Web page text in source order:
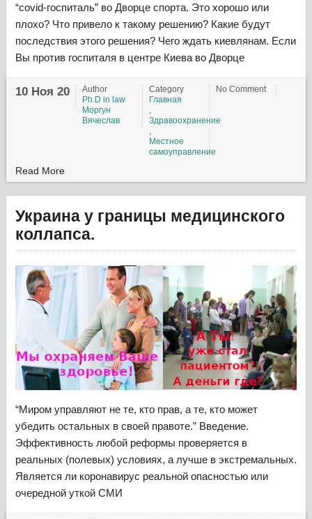
“covid-госпиталь” во Дворце спорта. Это хорошо или
плохо? Что привело к такому решению? Какие будут
последствия этого решения? Чего ждать киевлянам. Если
Вы против госпиталя в центре Киева во Дворце
10 Ноя 20
Author
Ph.D in law
Моргун
Вячеслав
Category
Главная
Здравоохранение
Местное
самоуправление
No Comment
Read More
Украина у границы медицинского
коллапса.
“Миром управляют не те, кто прав, а те, кто может
убедить остальных в своей правоте.” Введение.
Эффективность любой реформы проверяется в
реальных (полевых) условиях, а лучше в экстремальных.
Является ли коронавирус реальной опасностью или
очередной уткой СМИ